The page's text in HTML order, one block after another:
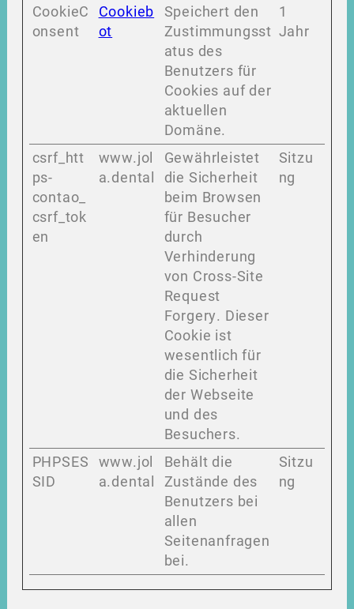
CookieC
onsent
Cookieb
ot
Speichert den
Zustimmungsst
atus des
Benutzers für
Cookies auf der
aktuellen
Domäne.
1
Jahr
csrf_htt
ps-
contao_
csrf_tok
en
www.jol
a.dental
Gewährleistet
die Sicherheit
beim Browsen
für Besucher
durch
Verhinderung
von Cross-Site
Request
Forgery. Dieser
Cookie ist
wesentlich für
die Sicherheit
der Webseite
und des
Besuchers.
Sitzu
ng
PHPSES
SID
www.jol
a.dental
Behält die
Zustände des
Benutzers bei
allen
Seitenanfragen
bei.
Sitzu
ng